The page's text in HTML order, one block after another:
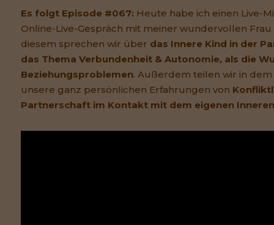
Es folgt Episode #067: Heute habe ich einen Live-
Online-Live-Gespräch mit meiner wundervollen
diesem sprechen wir über das Innere Kind in der
das Thema Verbundenheit & Autonomie, als die
Beziehungsproblemen. Außerdem teilen wir in
unsere ganz persönlichen Erfahrungen von
Partnerschaft im Kontakt mit dem eigenen